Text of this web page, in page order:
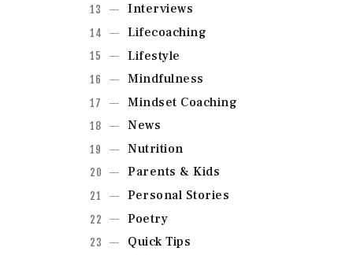
Interviews
Lifecoaching
Lifestyle
Mindfulness
Mindset Coaching
News
Nutrition
Parents & Kids
Personal Stories
Poetry
Quick Tips